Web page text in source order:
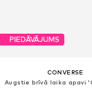
PIEDĀVĀJUMS
CONVERSE